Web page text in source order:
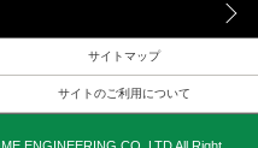
サイトマップ
サイトのご利用について
ENGINEERING CO.,LTD All Right